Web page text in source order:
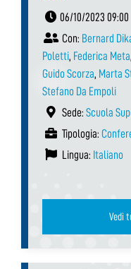
06/10/2023 09:00
Con: Bernard
Poletti, Federica Meta,
Guido Scorza, Marta
Stefano Da Empoli
Sede: Scuola
Tipologia:
Lingua: Italiano
Vedi